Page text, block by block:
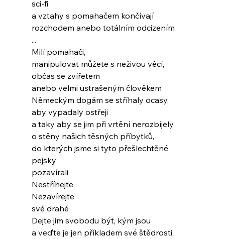
sci-fi
a vztahy s pomahačem končívají
rozchodem anebo totálním odcizením
...
Milí pomahači,
manipulovat můžete s neživou věcí,
občas se zvířetem
anebo velmi ustrašeným člověkem
Německým dogám se stříhaly ocasy,
aby vypadaly ostřeji
a taky aby se jim při vrtění nerozbíjely
o stěny našich těsných příbytků,
do kterých jsme si tyto přešlechtěné
pejsky
pozavírali
Nestříhejte
Nezavírejte
své drahé
Dejte jim svobodu být, kým jsou
a veďte je jen příkladem své štědrosti